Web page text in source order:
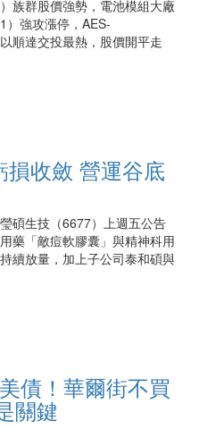
族群股價強勢，電池模組大廠
）強攻漲停，AES-
順達交投最熱，股價開平走
收斂 營運谷底
碩生技（6677）上週五公告
藥「敵痘軟膠囊」與精神科用
續放量，加上子公司泰和碩與
債！華爾街不買
關鍵